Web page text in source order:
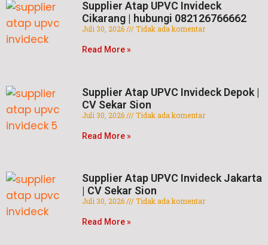
Supplier Atap UPVC Invideck
Cikarang | hubungi 082126766662
Juli 30, 2026 Tidak ada komentar
Read More »
Supplier Atap UPVC Invideck Depok |
CV Sekar Sion
Juli 30, 2026 Tidak ada komentar
Read More »
Supplier Atap UPVC Invideck Jakarta
| CV Sekar Sion
Juli 30, 2026 Tidak ada komentar
Read More »